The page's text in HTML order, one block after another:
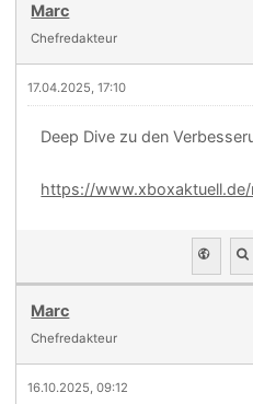
Marc
Chefredakteur
17.04.2025, 17:10
Deep Dive zu den
https://
Marc
Chefredakteur
16.10.2025, 09:12